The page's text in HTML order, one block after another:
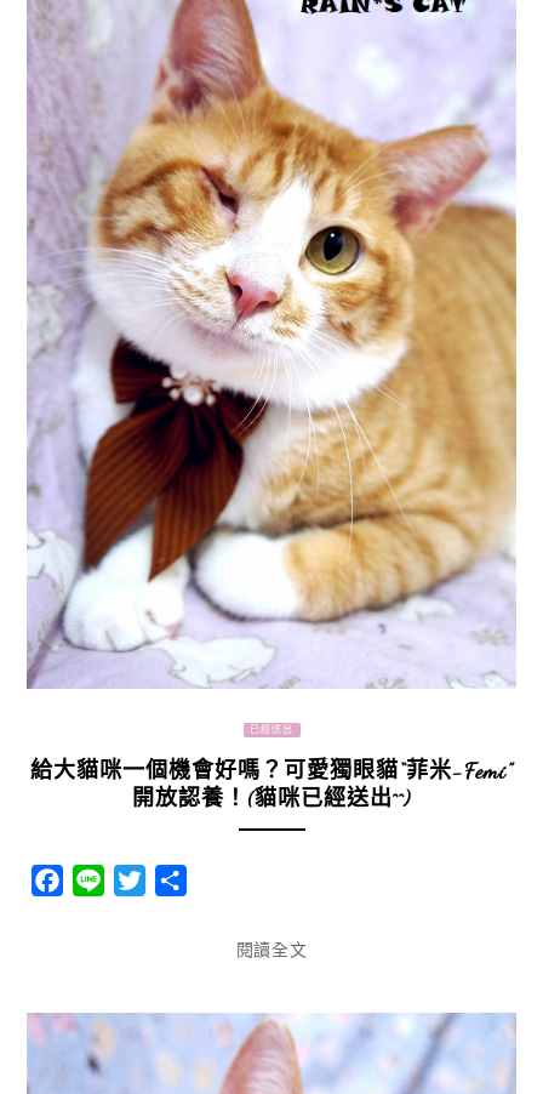
已經送出
給大貓咪一個機會好嗎？可愛獨眼貓“菲米-Femi”
開放認養！(貓咪已經送出^^)
Facebook
Line Twitter
閱讀全文